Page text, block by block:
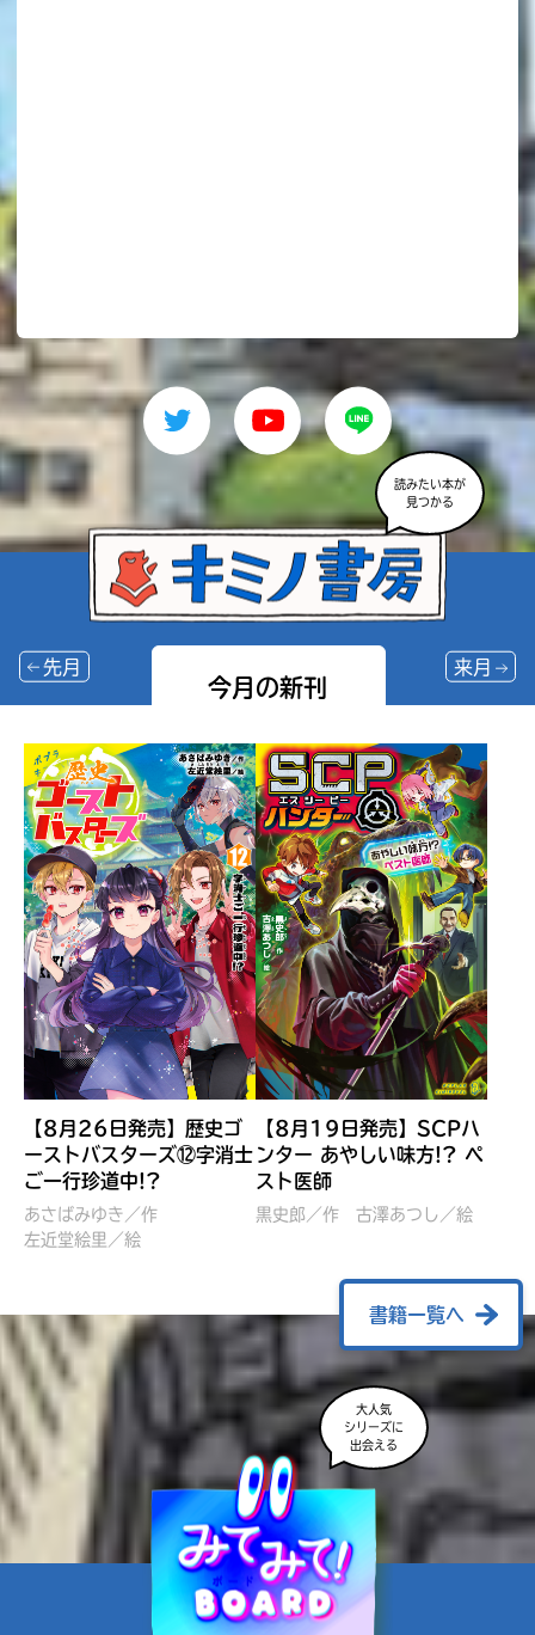
読みたい本が
見つかる
今月の新刊
先月 来月
ぼくたちのマインクラフト
冒険記 エンチャント剣
VS暴走モブ
営委員会／協力
レッツゴー！まいぜんシス
ターズ とつぜん、王様に
佐久間さのすけ／絵
【8月26日発売】歴史ゴ
ーストバスターズ⑫字消士
ご一行珍道中!?
あさばみゆき／作
左近堂絵里／絵
【8月19日発売】SCPハ
ンター あやしい味方!? ペ
スト医師
黒史郎／作 古澤あつし／絵
書籍一覧へ
大人気
シリーズに
出会える